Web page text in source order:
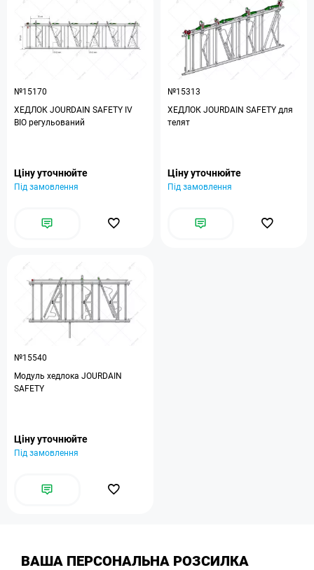
№15170
ХЕДЛОК JOURDAIN SAFETY IV
BIO регульований
Ціну уточнюйте
Під замовлення
№15313
ХЕДЛОК JOURDAIN SAFETY для
телят
Ціну уточнюйте
Під замовлення
№15540
Модуль хедлока JOURDAIN
SAFETY
Ціну уточнюйте
Під замовлення
ВАША ПЕРСОНАЛЬНА РОЗСИЛКА